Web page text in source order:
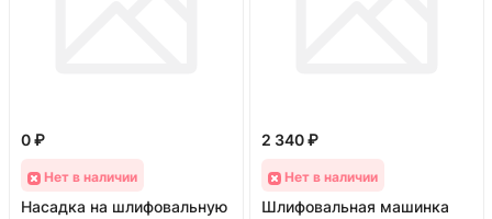
0 ₽
Нет в наличии
Насадка на шлифовальную
2 340 ₽
Нет в наличии
Шлифовальная машинка